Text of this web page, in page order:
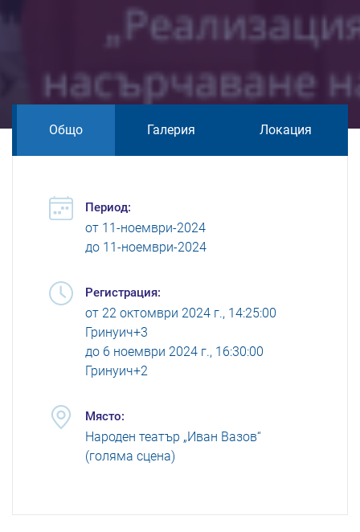
Общо Галерия Локация
Период:
от 11-ноември-2024
до 11-ноември-2024
Регистрация:
от 22 октомври 2024 г., 14:25:00
Гринуич+3
до 6 ноември 2024 г., 16:30:00
Гринуич+2
Място:
Народен театър „Иван Вазов“
(голяма сцена)